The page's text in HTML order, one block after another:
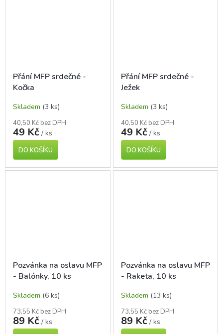
Přání MFP srdečné -
Kočka
Skladem (3 ks)
40,50 Kč bez DPH
49 Kč / ks
DO KOŠÍKU
Přání MFP srdečné -
Ježek
Skladem (3 ks)
40,50 Kč bez DPH
49 Kč / ks
DO KOŠÍKU
Pozvánka na oslavu MFP
- Balónky, 10 ks
Skladem (6 ks)
73,55 Kč bez DPH
89 Kč / ks
Pozvánka na oslavu MFP
- Raketa, 10 ks
Skladem (13 ks)
73,55 Kč bez DPH
89 Kč / ks